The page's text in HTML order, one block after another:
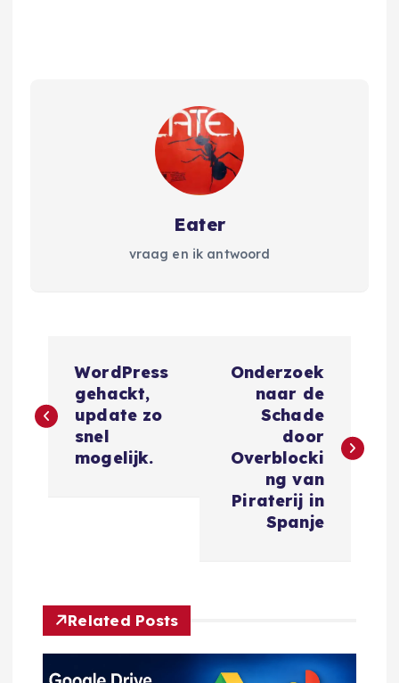
Eater
vraag en ik antwoord
e
t
n
WordPress
gehackt,
update zo
snel
mogelijk.
Onderzoek
naar de
Schade
door
Overblocki
ng van
Piraterij in
Spanje
Related Posts